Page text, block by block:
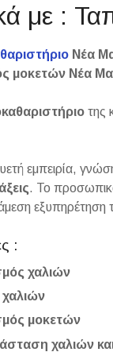
με :
Νέα
μοκετών Νέα
της
εμπειρία,
. Το προσωπικό
άμεση
:
χαλιών
μοκετών
χαλιών